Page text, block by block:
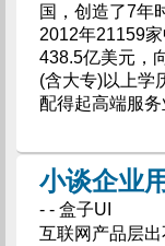
国，创造了7年
2012年21159
438.5亿美元，
(含大专)以上学
配得起高端服
小谈企业
- - 盒子UI
互联网产品层